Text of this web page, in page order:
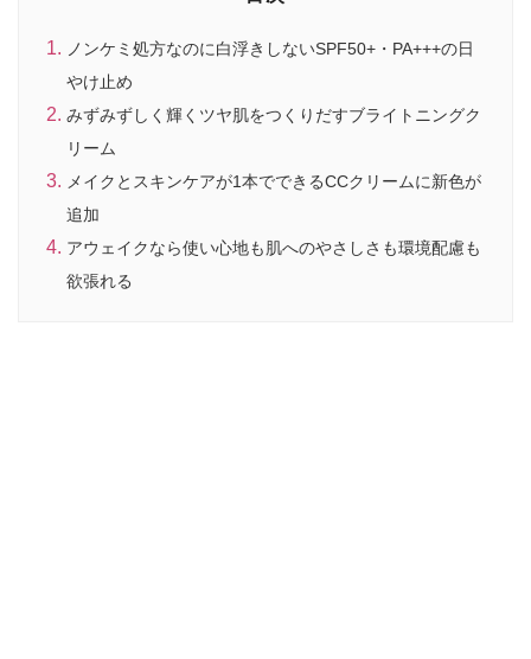
ノンケミ処方なのに白浮きしないSPF50+・PA+++の日
やけ止め
みずみずしく輝くツヤ肌をつくりだすブライトニングク
リーム
メイクとスキンケアが1本でできるCCクリームに新色が
追加
アウェイクなら使い心地も肌へのやさしさも環境配慮も
欲張れる